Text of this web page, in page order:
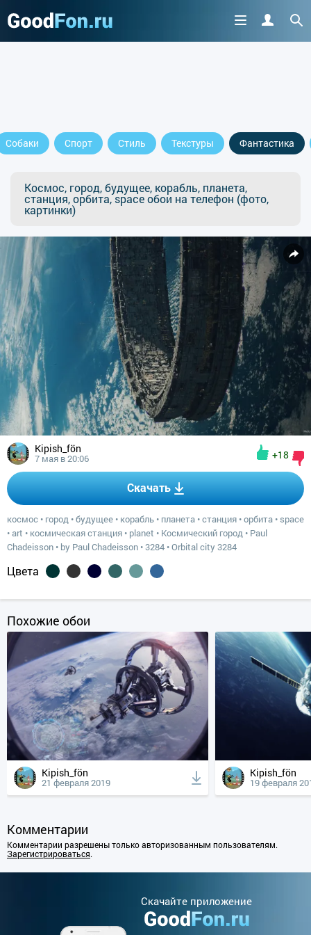
Собаки Спорт Стиль Текстуры Фантастика
Космос, город, будущее, корабль, планета,
станция, орбита, space обои на телефон (фото,
картинки)
Kipish_fön
7 мая в 20:06 +18
Скачать
космос • город •будущее • корабль • планета •станция •орбита • space
•art • космическая станция • planet • Космический город • Paul
Chadeisson • by Paul Chadeisson •3284 •Orbital city 3284
Цвета
Похожие обои
Kipish_fön
21 февраля 2019
Kipish_fön
19 февраля
Комментарии
Комментарии разрешены только авторизованным пользователям.
Зарегистрироваться.
Cкачайте приложение